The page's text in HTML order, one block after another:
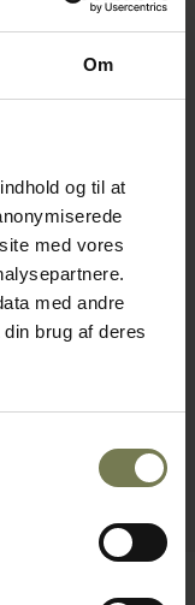
Om
og til at
med vores
med andre
brug af deres